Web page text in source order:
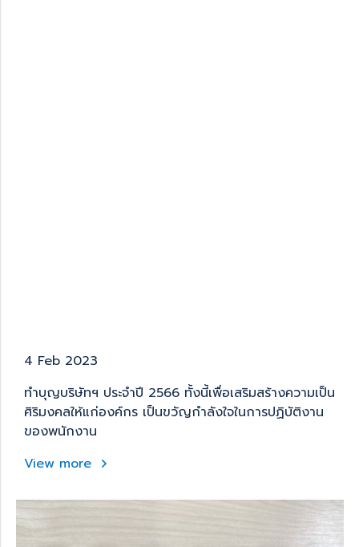
4 Feb 2023
ทำบุญบริษัทฯ ประจำปี 2566 ทั้งนี้เพื่อเสริมสร้างความเป็น
ศิริมงคลให้แก่องค์กร เป็นขวัญกำลังใจในการปฏิบัติงาน
ของพนักงาน
View more